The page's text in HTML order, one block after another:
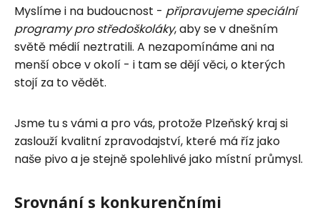
Myslíme i na budoucnost - připravujeme speciální
programy pro středoškoláky, aby se v dnešním
světě médií neztratili. A nezapomínáme ani na
menší obce v okolí - i tam se dějí věci, o kterých
stojí za to vědět.
Jsme tu s vámi a pro vás, protože Plzeňský kraj si
zaslouží kvalitní zpravodajství, které má říz jako
naše pivo a je stejně spolehlivé jako místní průmysl.
Srovnání s konkurenčními